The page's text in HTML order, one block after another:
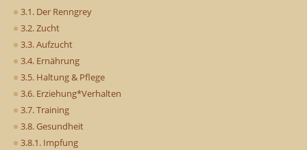
3.1. Der Renngrey
3.2. Zucht
3.3. Aufzucht
3.4. Ernährung
3.5. Haltung & Pflege
3.6. Erziehung*Verhalten
3.7. Training
3.8. Gesundheit
3.8.1. Impfung